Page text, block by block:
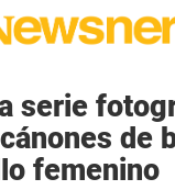
serie
de
femenino